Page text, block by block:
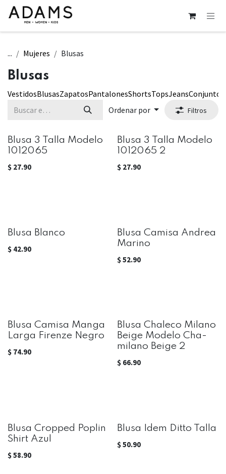
Ir al contenido
... Mujeres Blusas
Blusas
VestidosBlusasZapatosPantalonesShortsTopsJeansConjuntos
Ordenar por
Filtros
Blusa 3 Talla Modelo
1012065
$ 27.90
Blusa 3 Talla Modelo
1012065 2
$ 27.90
Blusa Blanco
$ 42.90
Blusa Camisa Andrea
Marino
$52.90
Blusa Camisa Manga
Larga Firenze Negro
$ 74.90
Blusa Chaleco Milano
Beige Modelo Cha-
milano Beige 2
$ 66.90
Blusa Cropped Poplin
Shirt Azul
$58.90
Blusa Idem Ditto Talla
$50.90